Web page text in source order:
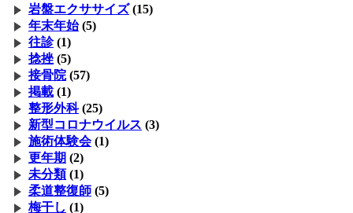
岩盤エクササイズ(15)
年末年始(5)
往診(1)
捻挫 (5)
接骨院(57)
掲載 (1)
整形外科(25)
新型コロナウイルス (3)
施術体験会(1)
更年期 (2)
未分類(1)
柔道整復師 (5)
梅干し (1)